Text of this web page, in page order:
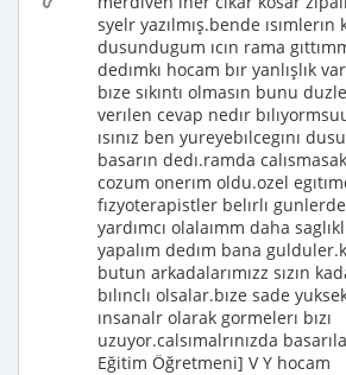
syelr yazılmış.bende ısımlerın
dusundugum ıcın rama
dedımkı hocam bır yanlışlık
bıze sıkıntı olmasın bunu
verılen cevap nedır
ısınız ben yureyebılcegını
basarın dedı.ramda
cozum onerım oldu.ozel
fızyoterapistler belırlı gunlerde
yardımcı olalaımm daha
yapalım dedım bana
butun arkadalarımızz sızın
bılınclı olsalar.bıze sade
ınsanalr olarak gormelerı bızı
uzuyor.calsımalrınızda
Eğitim Öğretmeni] V Y hocam